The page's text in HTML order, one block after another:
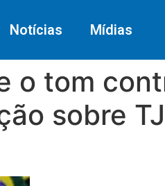
Notícias Mídias
o tom
sobre